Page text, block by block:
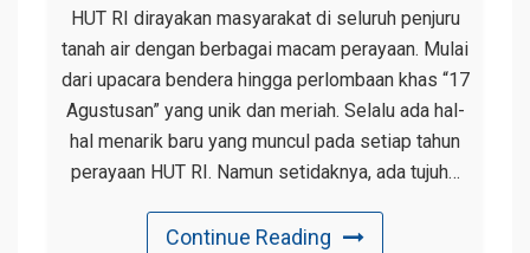
HUT RI dirayakan masyarakat di seluruh penjuru
tanah air dengan berbagai macam perayaan. Mulai
dari upacara bendera hingga perlombaan khas “17
Agustusan” yang unik dan meriah. Selalu ada hal-
hal menarik baru yang muncul pada setiap tahun
perayaan HUT RI. Namun setidaknya, ada tujuh…
Continue Reading